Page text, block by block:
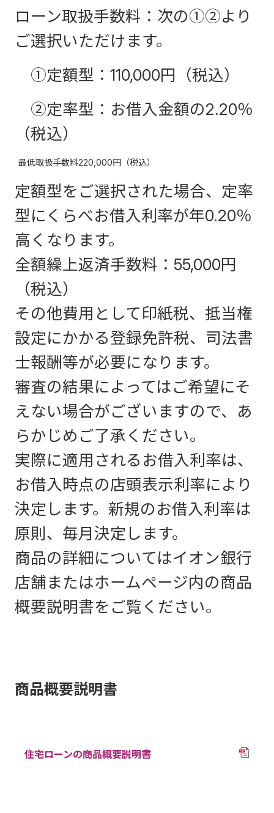
ローン取扱手数料：次の①②より
ご選択いただけます。
①定額型：110,000円（税込）
②定率型：お借入金額の2.20％
（税込）
最低取扱手数料220,000円（税込）
定額型をご選択された場合、定率
型にくらべお借入利率が年0.20％
高くなります。
全額繰上返済手数料：55,000円
（税込）
その他費用として印紙税、抵当権
設定にかかる登録免許税、司法書
士報酬等が必要になります。
審査の結果によってはご希望にそ
えない場合がございますので、あ
らかじめご了承ください。
実際に適用されるお借入利率は、
お借入時点の店頭表示利率により
決定します。新規のお借入利率は
原則、毎月決定します。
商品の詳細についてはイオン銀行
店舗またはホームページ内の商品
概要説明書をご覧ください。
商品概要説明書
住宅ローンの商品概要説明書